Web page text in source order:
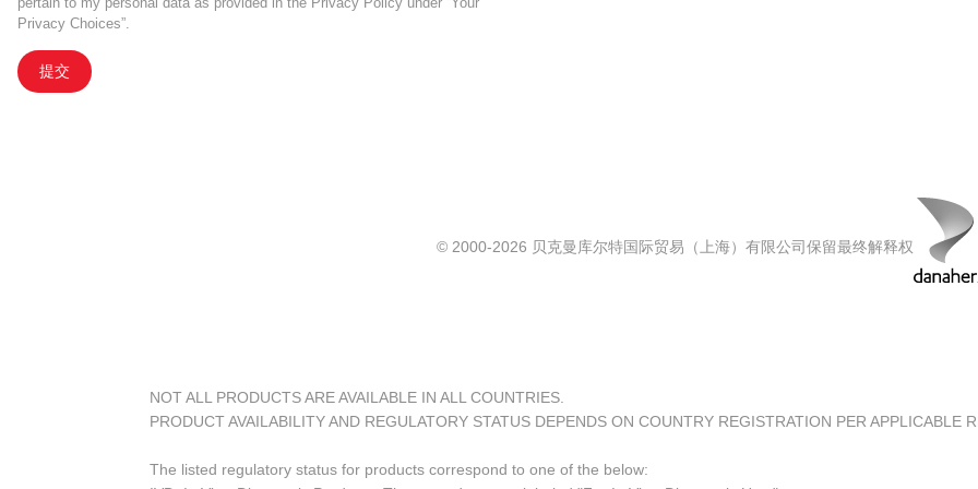
Privacy Choices”.
提交
© 2000-2026 贝克曼库尔特国际贸易（上海）有限公司保留最终解释权
NOT ALL PRODUCTS ARE AVAILABLE IN ALL COUNTRIES.
PRODUCT AVAILABILITY AND REGULATORY STATUS DEPENDS ON COUNTRY REGISTRATION PER APPLICABLE
The listed regulatory status for products correspond to one of the below: